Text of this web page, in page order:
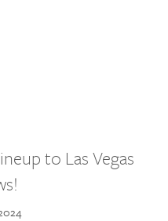
to Las Vegas